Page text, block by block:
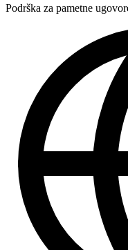
Podrška za pametne